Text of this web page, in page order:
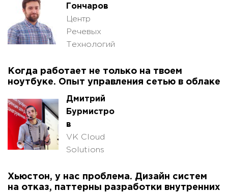
Гончаров
Центр
Речевых
Технологий
Когда работает не только на твоем
ноутбуке. Опыт управления сетью в облаке
Дмитрий
Бурмистро
в
VK Cloud
Solutions
Хьюстон, у нас проблема. Дизайн систем
на отказ, паттерны разработки внутренних